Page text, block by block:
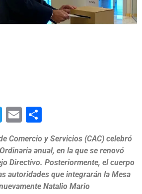
Twitter
Email
Comercio y Servicios (CAC) celebró
anual, en la que se renovó
Directivo. Posteriormente, el cuerpo
autoridades que integrarán la Mesa
Natalio Mario